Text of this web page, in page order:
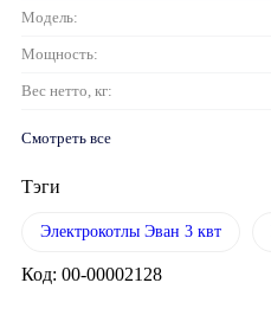
Модель:
Мощность:
Вес нетто, кг:
Смотреть все
Тэги
Электрокотлы Эван 3 квт
Код: 00-00002128